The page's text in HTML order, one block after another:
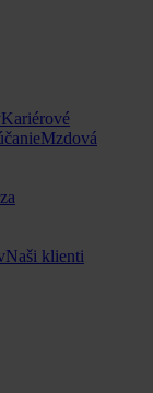
Kariérové
Mzdová
Naši klienti